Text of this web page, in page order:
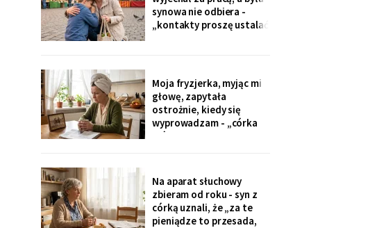
wzruszyła ramionami:
„No zapomniałam, mamo,
tyle się teraz
synowa nie odbiera -
„kontakty proszę ustalać
na rynku młodszy mnie
zobaczył, wyrwał jej się z
ręki i przybiegł. Zdążyłam
tylko przytulić.
Moja fryzjerka, myjąc mi
głowę, zapytała
ostrożnie, kiedy się
wyprowadzam - „córka
mówiła u nas w salonie,
czegoś mniejszego".
Niczego nie szukam. Nic
nie sprzedaję.
Na aparat słuchowy
zbieram od roku - syn z
córką uznali, że „za te
pieniądze to przesada,